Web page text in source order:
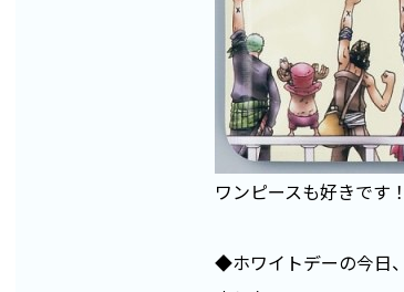
ワンピースも好きです
◆ホワイトデーの今日